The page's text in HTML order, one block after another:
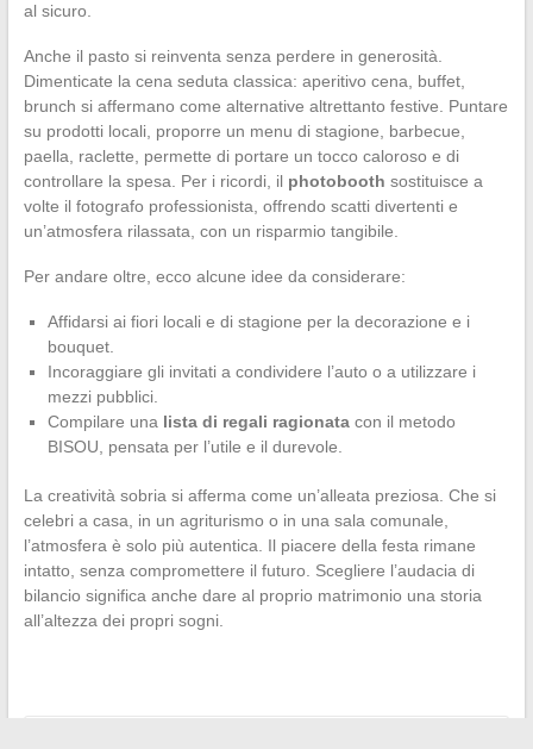
al sicuro.
Anche il pasto si reinventa senza perdere in generosità.
Dimenticate la cena seduta classica: aperitivo cena, buffet,
brunch si affermano come alternative altrettanto festive. Puntare
su prodotti locali, proporre un menu di stagione, barbecue,
paella, raclette, permette di portare un tocco caloroso e di
controllare la spesa. Per i ricordi, il photobooth sostituisce a
volte il fotografo professionista, offrendo scatti divertenti e
un’atmosfera rilassata, con un risparmio tangibile.
Per andare oltre, ecco alcune idee da considerare:
Affidarsi ai fiori locali e di stagione per la decorazione e i
bouquet.
Incoraggiare gli invitati a condividere l’auto o a utilizzare i
mezzi pubblici.
Compilare una lista di regali ragionatacon il metodo
BISOU, pensata per l’utile e il durevole.
La creatività sobria si afferma come un’alleata preziosa. Che si
celebri a casa, in un agriturismo o in una sala comunale,
l’atmosfera è solo più autentica. Il piacere della festa rimane
intatto, senza compromettere il futuro. Scegliere l’audacia di
bilancio significa anche dare al proprio matrimonio una storia
all’altezza dei propri sogni.